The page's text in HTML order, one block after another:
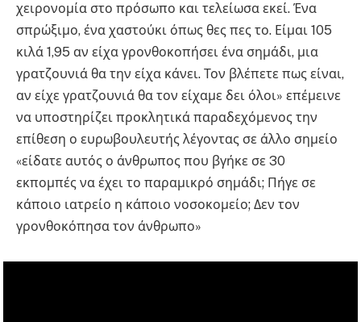
χειρονομία στο πρόσωπο και τελείωσα εκεί. Ένα
σπρώξιμο, ένα χαστούκι όπως θες πες το. Είμαι 105
κιλά 1,95 αν είχα γρονθοκοπήσει ένα σημάδι, μια
γρατζουνιά θα την είχα κάνει. Τον βλέπετε πως είναι,
αν είχε γρατζουνιά θα τον είχαμε δει όλοι» επέμεινε
να υποστηρίζει προκλητικά παραδεχόμενος την
επίθεση ο ευρωβουλευτής λέγοντας σε άλλο σημείο
«είδατε αυτός ο άνθρωπος που βγήκε σε 30
εκπομπές να έχει το παραμικρό σημάδι; Πήγε σε
κάποιο ιατρείο η κάποιο νοσοκομείο; Δεν τον
γρονθοκόπησα τον άνθρωπο»